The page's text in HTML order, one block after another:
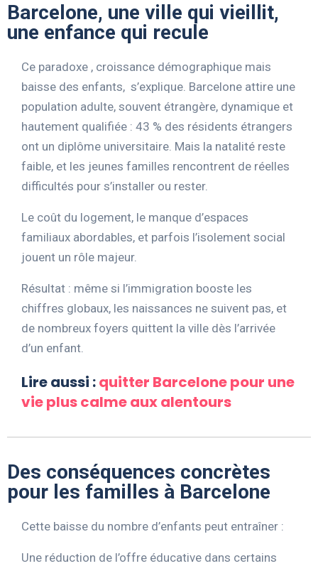
Barcelone, une ville qui vieillit,
une enfance qui recule
Ce paradoxe , croissance démographique mais
baisse des enfants, s’explique. Barcelone attire une
population adulte, souvent étrangère, dynamique et
hautement qualifiée : 43 % des résidents étrangers
ont un diplôme universitaire. Mais la natalité reste
faible, et les jeunes familles rencontrent de réelles
difficultés pour s’installer ou rester.
Le coût du logement, le manque d’espaces
familiaux abordables, et parfois l’isolement social
jouent un rôle majeur.
Résultat : même si l’immigration booste les
chiffres globaux, les naissances ne suivent pas, et
de nombreux foyers quittent la ville dès l’arrivée
d’un enfant.
Lire aussi :quitter Barcelone pour une
vie plus calme aux alentours
Des conséquences concrètes
pour les familles à Barcelone
Cette baisse du nombre d’enfants peut entraîner :
Une réduction de l’offre éducative dans certains